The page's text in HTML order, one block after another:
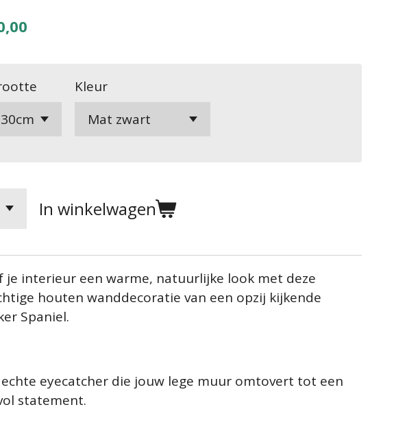
Kleur
In winkelwagen
je interieur een warme, natuurlijke look met deze
houten wanddecoratie van een opzij kijkende
Spaniel.
echte eyecatcher die jouw lege muur omtovert tot een
statement.